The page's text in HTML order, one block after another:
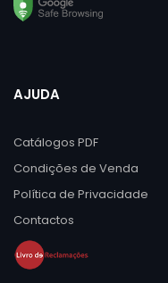
AJUDA
Catálogos PDF
Condições de Venda
Política de Privacidade
Contactos